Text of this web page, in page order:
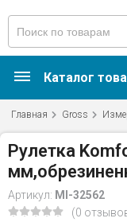
Каталог
Главная Gross
Рулетка
Артикул: MI-32562
(0